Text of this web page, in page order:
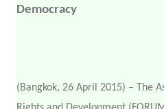
Democracy
(Bangkok, 26 April 2015) – The